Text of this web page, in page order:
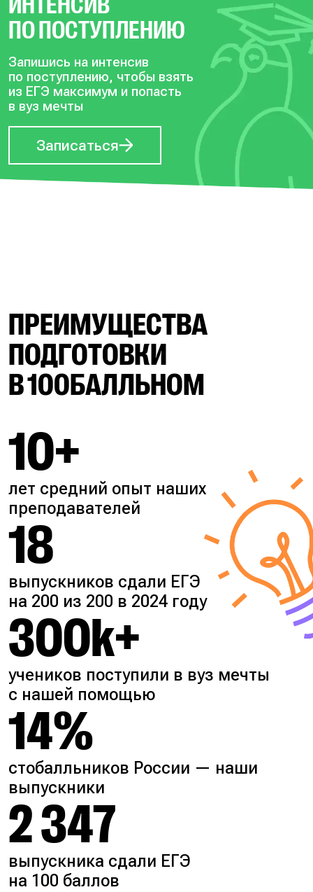
ПО ПОСТУПЛЕНИЮ
Запишись на интенсив
по поступлению, чтобы взять
из ЕГЭ максимум и попасть
в вуз мечты
Записаться
ПРЕИМУЩЕСТВА
ПОДГОТОВКИ
В 100БАЛЛЬНОМ
10+
лет средний опыт наших
преподавателей
18
выпускников сдали ЕГЭ
на 200 из 200 в 2024 году
300k+
учеников поступили в вуз мечты
с нашей помощью
14%
стобалльников России — наши
выпускники
2 347
выпускника сдали ЕГЭ
на 100 баллов